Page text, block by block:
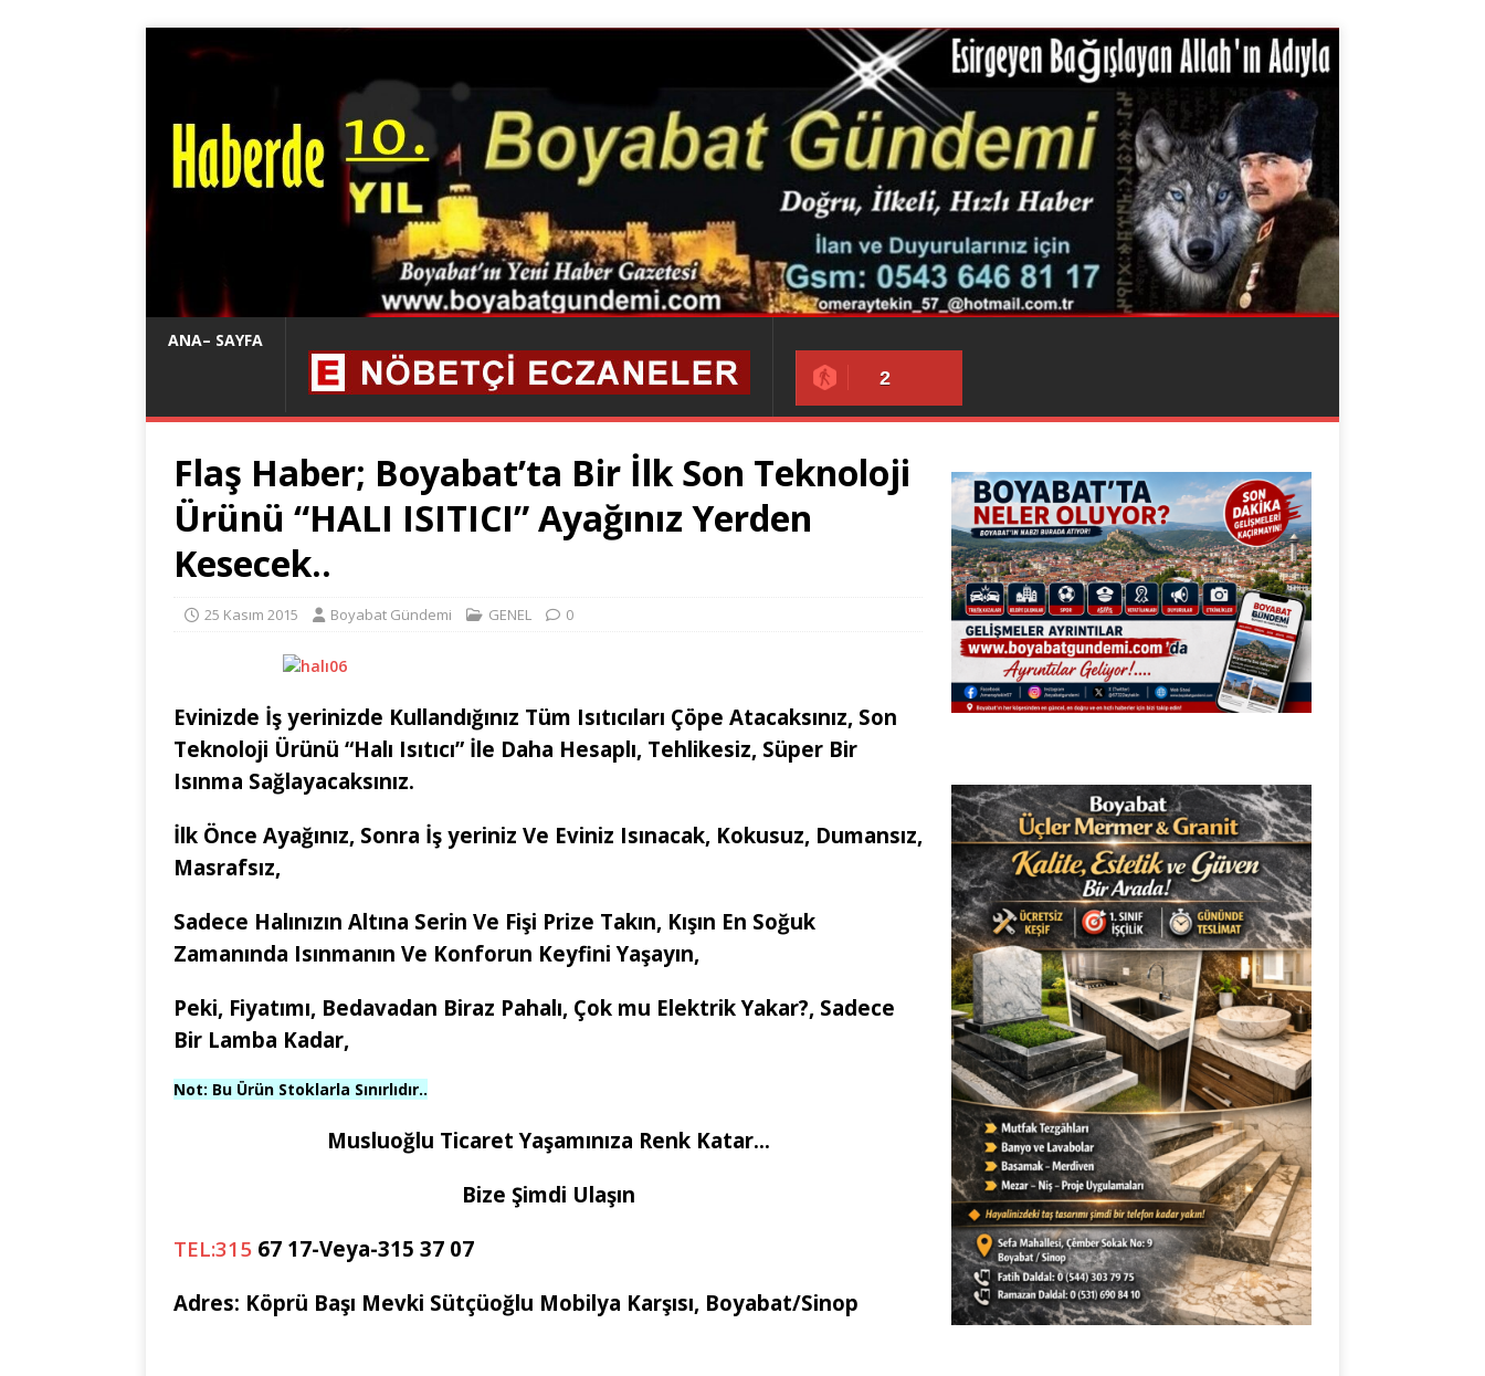
ANA– SAYFA
2
Flaş Haber; Boyabat’ta Bir İlk Son Teknoloji
Ürünü “HALI ISITICI” Ayağınız Yerden
Kesecek..
25 Kasım 2015 Boyabat Gündemi GENEL 0
Evinizde İş yerinizde Kullandığınız Tüm Isıtıcıları Çöpe Atacaksınız, Son
Teknoloji Ürünü “Halı Isıtıcı” İle Daha Hesaplı, Tehlikesiz, Süper Bir
Isınma Sağlayacaksınız.
İlk Önce Ayağınız, Sonra İş yeriniz Ve Eviniz Isınacak, Kokusuz, Dumansız,
Masrafsız,
Sadece Halınızın Altına Serin Ve Fişi Prize Takın, Kışın En Soğuk
Zamanında Isınmanın Ve Konforun Keyfini Yaşayın,
Peki, Fiyatımı, Bedavadan Biraz Pahalı, Çok mu Elektrik Yakar?, Sadece
Bir Lamba Kadar,
Not: Bu Ürün Stoklarla Sınırlıdır..
Musluoğlu Ticaret Yaşamınıza Renk Katar…
Bize Şimdi Ulaşın
TEL:315 67 17-Veya-315 37 07
Adres: Köprü Başı Mevki Sütçüoğlu Mobilya Karşısı, Boyabat/Sinop